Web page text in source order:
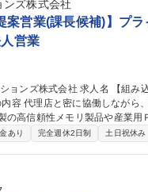
ズ株式会社
案営業(課長候補)】プ
営業
提案営業(課長候補)】プライム上場エレコム
の高信頼性メモリ製品や産業
ーションを提案します。 募集職種 【組み込み製品の
G/半導体・FA業界
あり 完全週休2日制 土日祝休み